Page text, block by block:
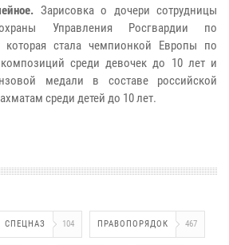
Зарисовка о дочери сотрудницы
Управления Росгвардии по
которая стала чемпионкой Европы по
среди девочек до 10 лет и
медали в составе российской
среди детей до 10 лет.
СПЕЦНАЗ 104 ПРАВОПОРЯДОК 467